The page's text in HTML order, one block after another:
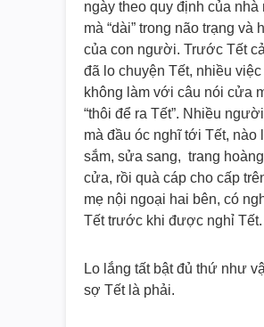
ngày theo quy định của nhà
mà “dài” trong não trạng và
của con người. Trước Tết
đã lo chuyện Tết, nhiều
không làm với câu nói cửa
“thôi để ra Tết”. Nhiều
mà đầu óc nghĩ tới Tết, nào
sắm, sửa sang, trang
cửa, rồi quà cáp cho cấp
mẹ nội ngoại hai bên, có
Tết trước khi được nghỉ Tết.
Lo lắng tất bật đủ thứ như
sợ Tết là phải.